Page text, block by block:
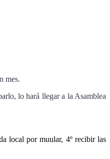
mes.
lo hará llegar a la Asamblea
local por muular, 4º recibir las